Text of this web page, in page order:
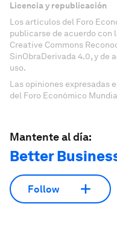
Licencia y republicación
Los artículos del Foro
publicarse de acuerdo
Creative Commons
SinObraDerivada 4.0, y de
uso.
Las opiniones expresadas
del Foro Económico
Mantente al día:
Better
Follow